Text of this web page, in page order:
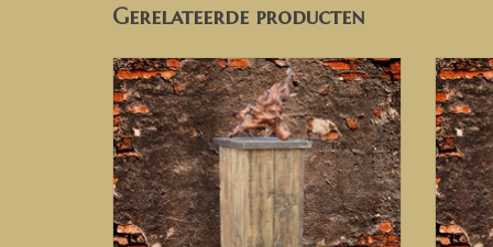
Gerelateerde producten
Zuil van steigerhout, sokkel van
steigerhout, pilaar van steigerhout,
Houten zuil, zuil van hout, Pilaar van
Hout, sokkel van hout, houten sokkel
TOEVOEGEN AAN WINKELWAGEN